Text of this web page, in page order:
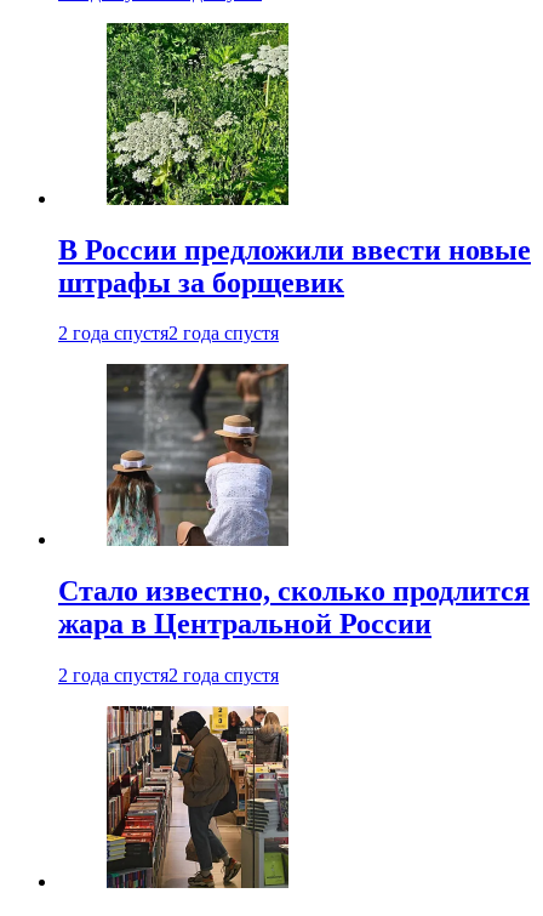
В России предложили ввести новые
штрафы за борщевик
2 года спустя2 года спустя
Стало известно, сколько продлится
жара в Центральной России
2 года спустя2 года спустя